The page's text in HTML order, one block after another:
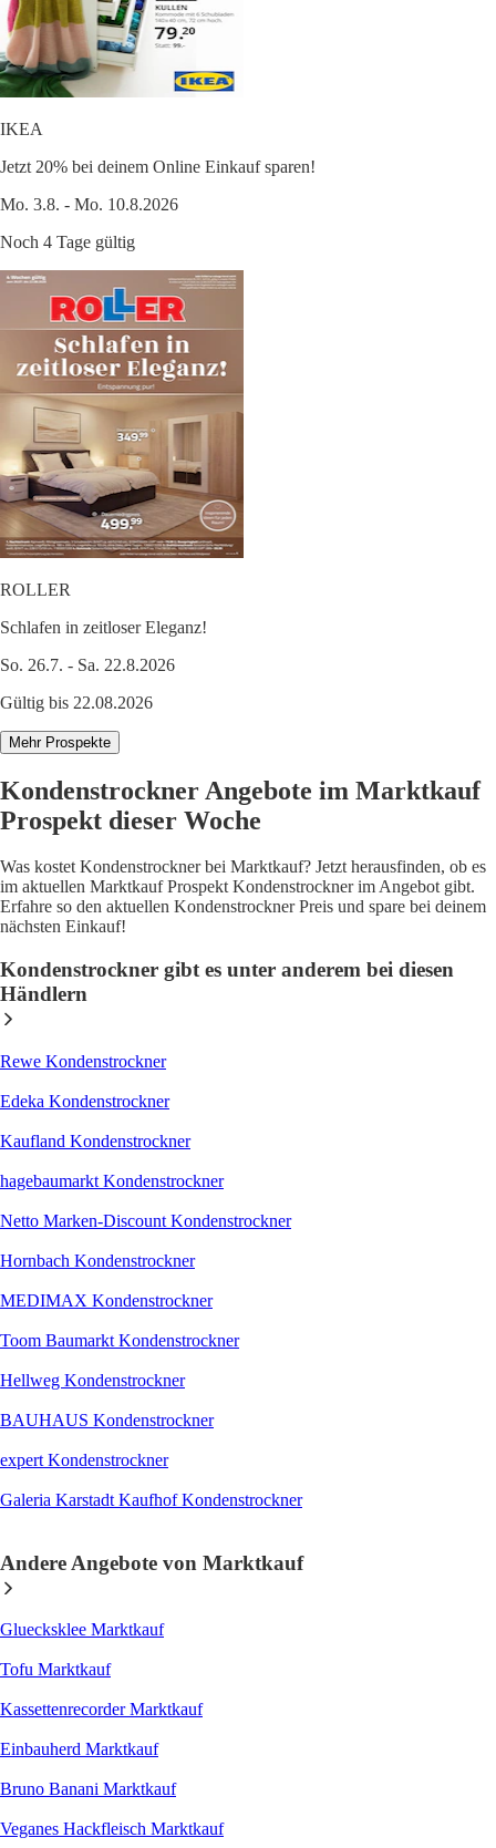
IKEA
Jetzt 20% bei deinem Online Einkauf sparen!
Mo. 3.8. - Mo. 10.8.2026
Noch 4 Tage gültig
ROLLER
Schlafen in zeitloser Eleganz!
So. 26.7. - Sa. 22.8.2026
Gültig bis 22.08.2026
Mehr Prospekte
Kondenstrockner Angebote im Marktkauf
Prospekt dieser Woche
Was kostet Kondenstrockner bei Marktkauf? Jetzt herausfinden, ob es
im aktuellen Marktkauf Prospekt Kondenstrockner im Angebot gibt.
Erfahre so den aktuellen Kondenstrockner Preis und spare bei deinem
nächsten Einkauf!
Kondenstrockner gibt es unter anderem bei diesen
Händlern
Rewe Kondenstrockner
Edeka Kondenstrockner
Kaufland Kondenstrockner
hagebaumarkt Kondenstrockner
Netto Marken-Discount Kondenstrockner
Hornbach Kondenstrockner
MEDIMAX Kondenstrockner
Toom Baumarkt Kondenstrockner
Hellweg Kondenstrockner
BAUHAUS Kondenstrockner
expert Kondenstrockner
Galeria Karstadt Kaufhof Kondenstrockner
Andere Angebote von Marktkauf
Gluecksklee Marktkauf
Tofu Marktkauf
Kassettenrecorder Marktkauf
Einbauherd Marktkauf
Bruno Banani Marktkauf
Veganes Hackfleisch Marktkauf